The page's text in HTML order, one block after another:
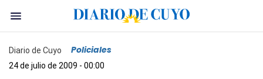
Diario de Cuyo Policiales
24 de julio de 2009 - 00:00